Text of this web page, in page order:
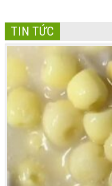
TIN TỨC